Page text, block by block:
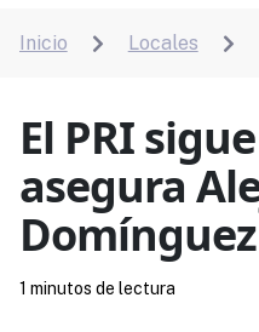
Inicio  Locales 
El PRI
asegura
Domínguez
1 minutos de lectura